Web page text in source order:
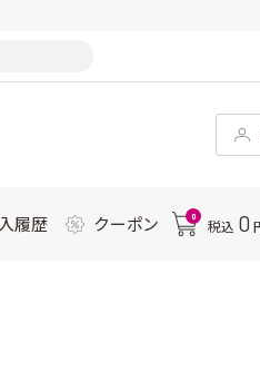
履歴 クーポン 0
税込 0